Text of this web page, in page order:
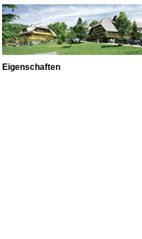
Eigenschaften